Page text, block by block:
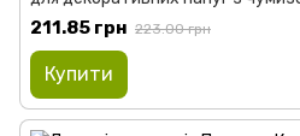
211.85 грн 223.00 грн
Купити